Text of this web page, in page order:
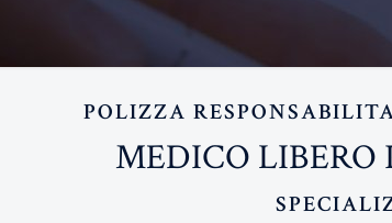
POLIZZA
MEDICO LIBERO